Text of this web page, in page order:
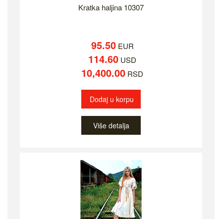
Kratka haljina 10307
95.50EUR
114.60 USD
10,400.00 RSD
Dodaj u korpu
Više detalja